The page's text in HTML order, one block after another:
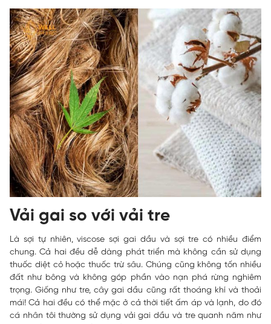
Vải gai so với vải tre
Là sợi tự nhiên, viscose sợi gai dầu và sợi tre có nhiều điểm
chung. Cả hai đều dễ dàng phát triển mà không cần sử dụng
thuốc diệt cỏ hoặc thuốc trừ sâu. Chúng cũng không tốn nhiều
đất như bông và không góp phần vào nạn phá rừng nghiêm
trọng. Giống như tre, cây gai dầu cũng rất thoáng khí và thoải
mái! Cả hai đều có thể mặc ở cả thời tiết ấm áp và lạnh, do đó
cá nhân tôi thường sử dụng vải gai dầu và tre quanh năm như